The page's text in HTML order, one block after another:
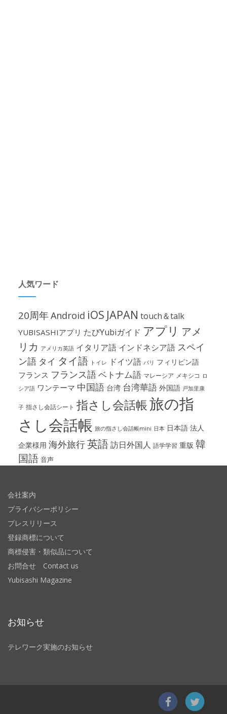
人気ワード
20周年Android iOS JAPAN touch＆talk
YUBISASHIアプリ たびYubiガイド アプリ アメ
リカ アメリカ英語 イタリア語 インドネシア語 スペイ
ン語 タイ タイ語 トイレ ドイツ語 パリ フィリピン語
フランス フランス語ベトナム語 マレーシア メキシコ ロ
シア語 ワンテーマ 中国語 台湾 台湾華語 外国語 戸加里康
子 指さし会話シート 指さし会話帳旅の指
さし会話帳 旅の指さし会話帳mini 日本 日本語 法人
企業様用 海外旅行英語訪日外国人 語学学習 重版 韓
国語 音声
会社案内
プライバシーポリシー
プレスリリース
登録商標について
商標侵害・類似品について
お問合せ Contact us
Yubisashi Magazine
お知らせ
テレワーク実施のお知らせ